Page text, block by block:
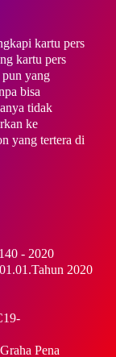
kartu pers
kartu pers
pun yang
bisa
tidak
ke
yang tertera di
- 2020
2020
Pena